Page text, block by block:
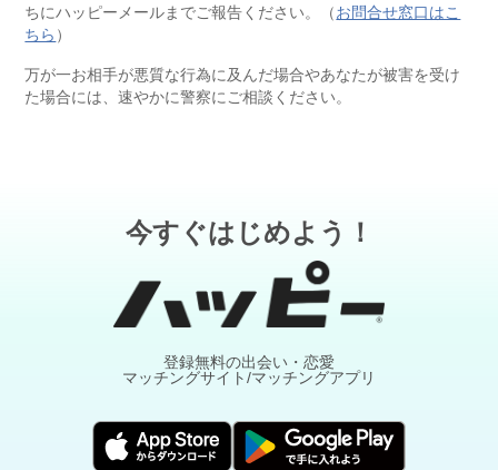
ちにハッピーメールまでご報告ください。（お問合せ窓口はこ
ちら ）
万が一お相手が悪質な行為に及んだ場合やあなたが被害を受け
た場合には、速やかに警察にご相談ください。
今すぐはじめよう！
登録無料の出会い・恋愛
マッチングサイト/マッチングアプリ